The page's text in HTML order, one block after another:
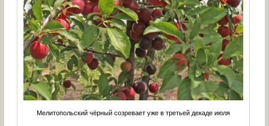
Мелитопольский чёрный созревает уже в третьей декаде июля